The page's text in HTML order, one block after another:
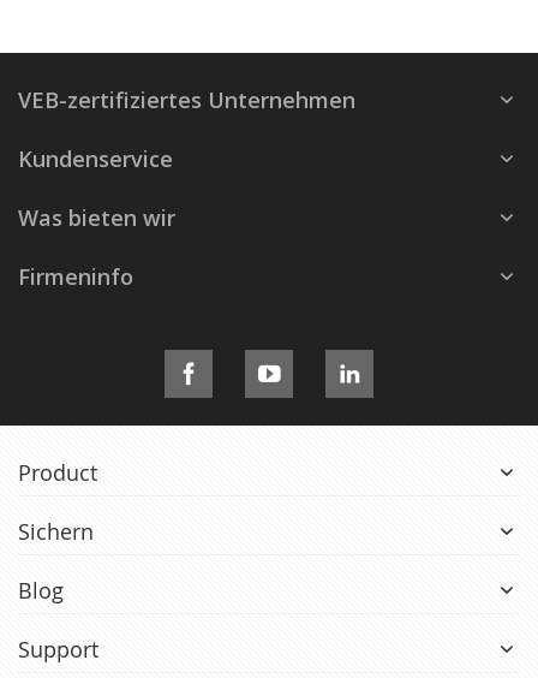
VEB-zertifiziertes Unternehmen
Kundenservice
Was bieten wir
Firmeninfo
Product
Sichern
Blog
Support